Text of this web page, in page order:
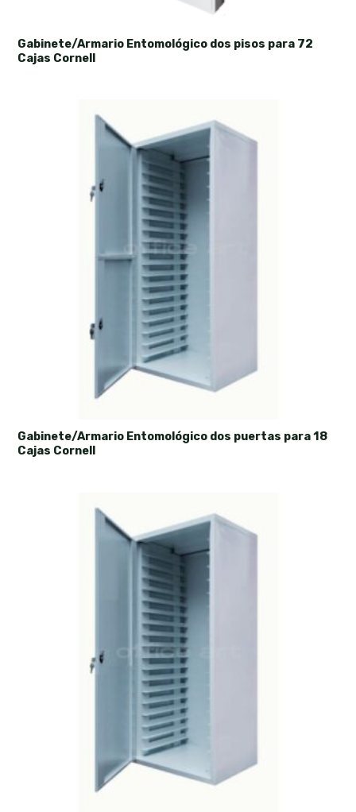
Gabinete/Armario Entomológico dos pisos para 72
Cajas Cornell
Gabinete/Armario Entomológico dos puertas para 18
Cajas Cornell